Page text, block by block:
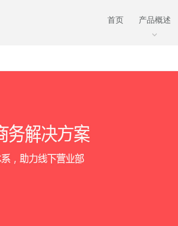
首页 产品概述